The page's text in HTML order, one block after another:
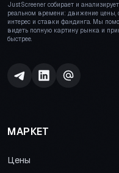
JustScreener собирает и
реальном времени: движение цены,
интерес и ставки фандинга. Мы
видеть полную картину рынка и
быстрее.
МАРКЕТ
Цены